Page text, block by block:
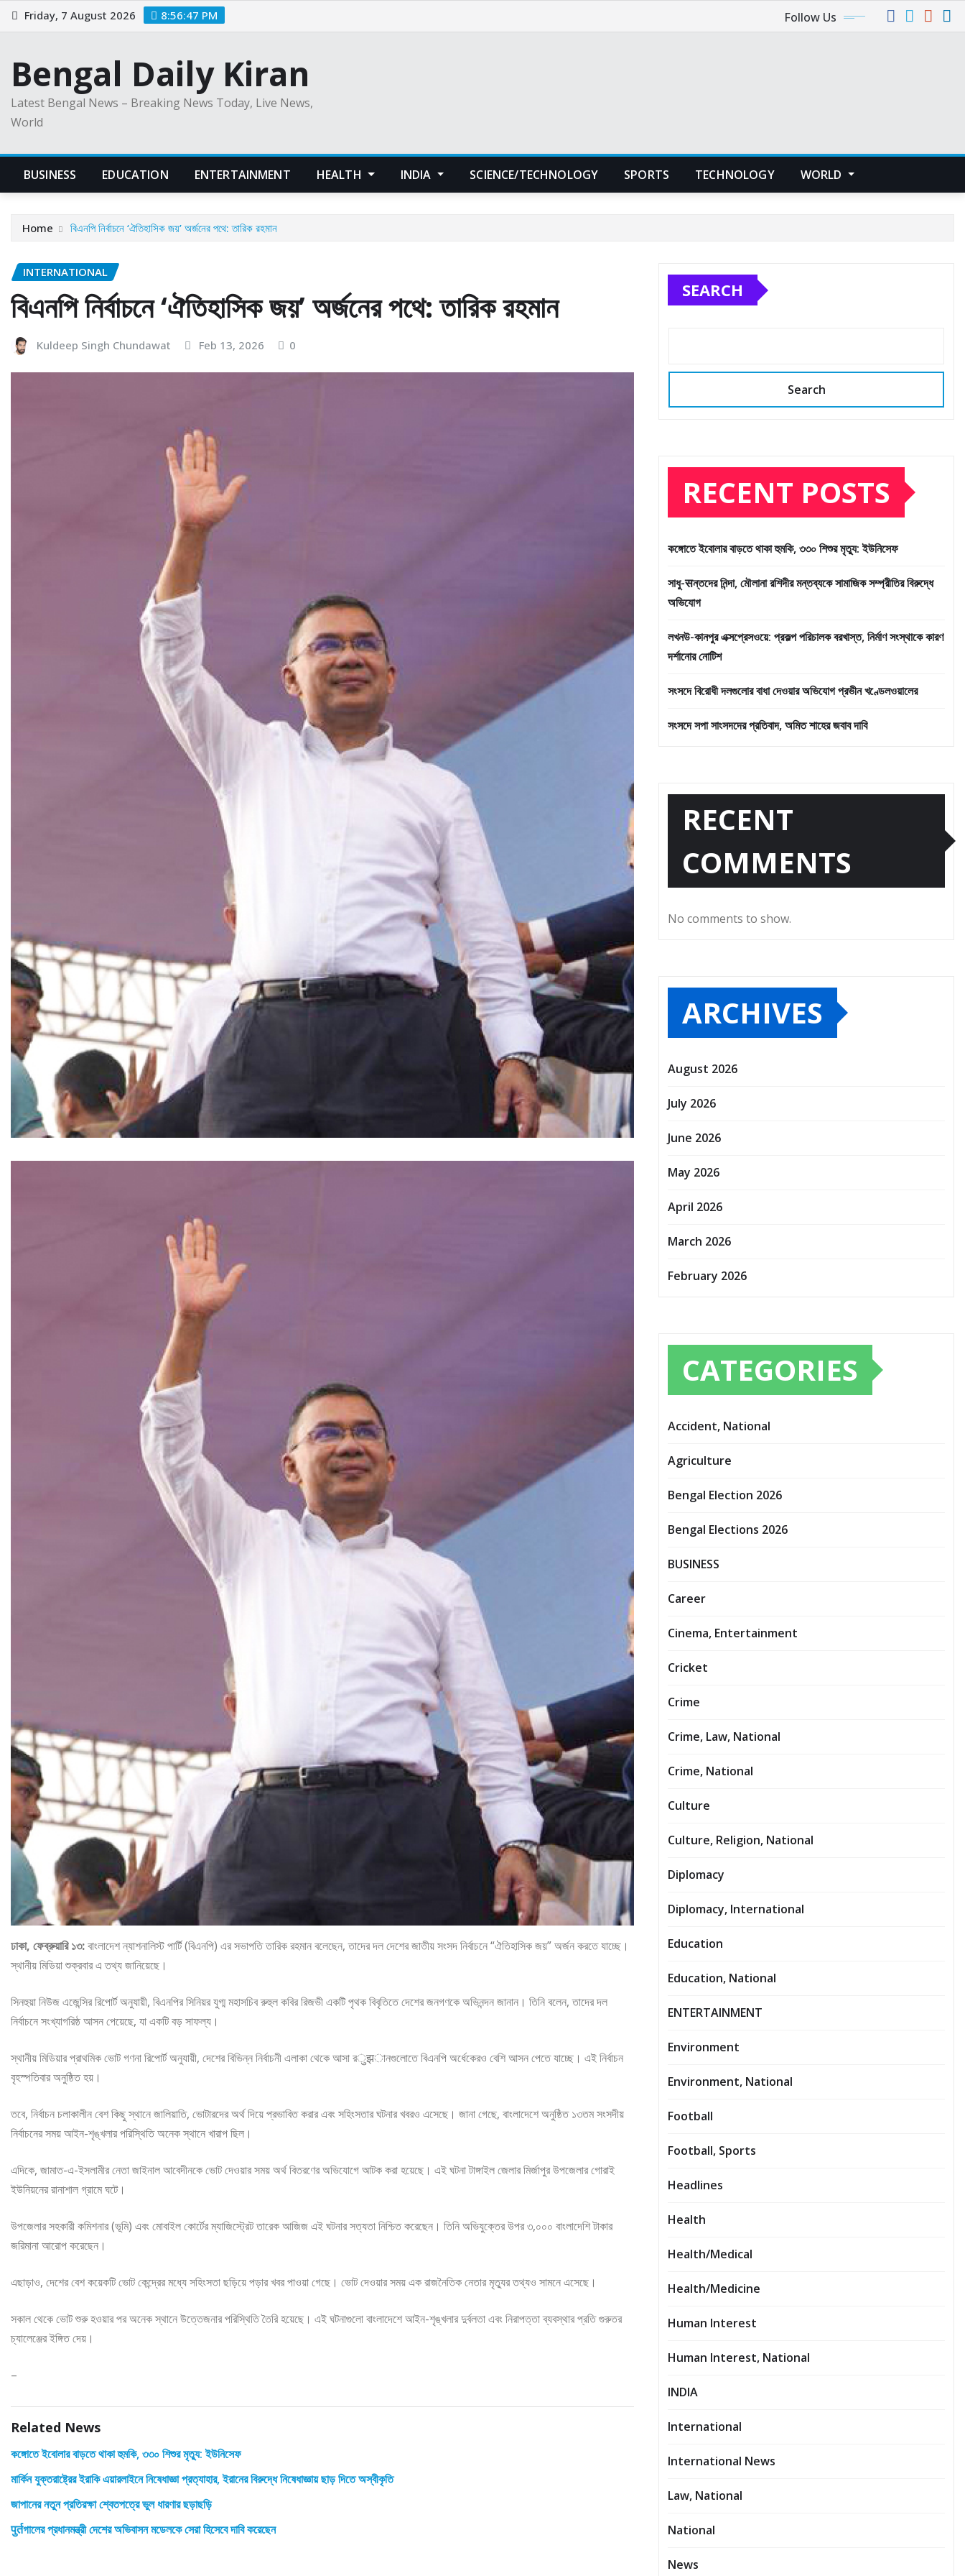
Skip
to
Friday, 7 August 2026 8:56:48 PM Follow Us
Bengal Daily Kiran
Latest Bengal News – Breaking News Today, Live News,
World
BUSINESS EDUCATION ENTERTAINMENT HEALTH INDIA SCIENCE/TECHNOLOGY SPORTS TECHNOLOGY WORLD
Home বিএনপি নির্বাচনে ‘ঐতিহাসিক জয়’ অর্জনের পথে: তারিক রহমান
INTERNATIONAL
বিএনপি নির্বাচনে ‘ঐতিহাসিক জয়’ অর্জনের পথে: তারিক রহমান
Kuldeep Singh Chundawat Feb 13, 2026 0
ঢাকা, ফেব্রুয়ারি ১৩:বাংলাদেশ ন্যাশনালিস্ট পার্টি (বিএনপি) এর সভাপতি তারিক রহমান বলেছেন, তাদের দল দেশের জাতীয় সংসদ নির্বাচনে “ঐতিহাসিক জয়” অর্জন করতে যাচ্ছে।
স্থানীয় মিডিয়া শুক্রবার এ তথ্য জানিয়েছে।
সিনহুয়া নিউজ এজেন্সির রিপোর্ট অনুযায়ী, বিএনপির সিনিয়র যুগ্ম মহাসচিব রুহুল কবির রিজভী একটি পৃথক বিবৃতিতে দেশের জনগণকে অভিনন্দন জানান। তিনি বলেন, তাদের দল
নির্বাচনে সংখ্যাগরিষ্ঠ আসন পেয়েছে, যা একটি বড় সাফল্য।
স্থানীয় মিডিয়ার প্রাথমিক ভোট গণনা রিপোর্ট অনুযায়ী, দেশের বিভিন্ন নির্বাচনী এলাকা থেকে আসা রुझানগুলোতে বিএনপি অর্ধেকেরও বেশি আসন পেতে যাচ্ছে। এই নির্বাচন
বৃহস্পতিবার অনুষ্ঠিত হয়।
তবে, নির্বাচন চলাকালীন বেশ কিছু স্থানে জালিয়াতি, ভোটারদের অর্থ দিয়ে প্রভাবিত করার এবং সহিংসতার ঘটনার খবরও এসেছে। জানা গেছে, বাংলাদেশে অনুষ্ঠিত ১৩তম সংসদীয়
নির্বাচনের সময় আইন-শৃঙ্খলার পরিস্থিতি অনেক স্থানে খারাপ ছিল।
এদিকে, জামাত-এ-ইসলামীর নেতা জাইনাল আবেদীনকে ভোট দেওয়ার সময় অর্থ বিতরণের অভিযোগে আটক করা হয়েছে। এই ঘটনা টাঙ্গাইল জেলার মির্জাপুর উপজেলার গোরাই
ইউনিয়নের রানাশাল গ্রামে ঘটে।
উপজেলার সহকারী কমিশনার (ভূমি) এবং মোবাইল কোর্টের ম্যাজিস্ট্রেট তারেক আজিজ এই ঘটনার সত্যতা নিশ্চিত করেছেন। তিনি অভিযুক্তের উপর ৩,০০০ বাংলাদেশি টাকার
জরিমানা আরোপ করেছেন।
এছাড়াও, দেশের বেশ কয়েকটি ভোট কেন্দ্রের মধ্যে সহিংসতা ছড়িয়ে পড়ার খবর পাওয়া গেছে। ভোট দেওয়ার সময় এক রাজনৈতিক নেতার মৃত্যুর তথ্যও সামনে এসেছে।
সকাল থেকে ভোট শুরু হওয়ার পর অনেক স্থানে উত্তেজনার পরিস্থিতি তৈরি হয়েছে। এই ঘটনাগুলো বাংলাদেশে আইন-শৃঙ্খলার দুর্বলতা এবং নিরাপত্তা ব্যবস্থার প্রতি গুরুতর
চ্যালেঞ্জের ইঙ্গিত দেয়।
–
Related News
কঙ্গোতে ইবোলার বাড়তে থাকা হুমকি, ৩৩০ শিশুর মৃত্যু: ইউনিসেফ
মার্কিন যুক্তরাষ্ট্রের ইরাকি এয়ারলাইনে নিষেধাজ্ঞা প্রত্যাহার, ইরানের বিরুদ্ধে নিষেধাজ্ঞায় ছাড় দিতে অস্বীকৃতি
জাপানের নতুন প্রতিরক্ষা শ্বেতপত্রে ভুল ধারণার ছড়াছড়ি
पुर्तগালের প্রধানমন্ত্রী দেশের অভিবাসন মডেলকে সেরা হিসেবে দাবি করেছেন
SEARCH
Search
RECENT POSTS
কঙ্গোতে ইবোলার বাড়তে থাকা হুমকি, ৩৩০ শিশুর মৃত্যু: ইউনিসেফ
সাধু-सন্তদের নিন্দা, মৌলানা রশিদীর মন্তব্যকে সামাজিক সম্প্রীতির বিরুদ্ধে
অভিযোগ
লখনউ-কানপুর এক্সপ্রেসওয়ে: প্রকল্প পরিচালক বরখাস্ত, নির্মাণ সংস্থাকে কারণ
দর্শানোর নোটিশ
সংসদে বিরোধী দলগুলোর বাধা দেওয়ার অভিযোগ প্রভীন খণ্ডেলওয়ালের
সংসদে সপা সাংসদদের প্রতিবাদ, অমিত শাহের জবাব দাবি
RECENT
COMMENTS
No comments to show.
ARCHIVES
August 2026
July 2026
June 2026
May 2026
April 2026
March 2026
February 2026
CATEGORIES
Accident, National
Agriculture
Bengal Election 2026
Bengal Elections 2026
BUSINESS
Career
Cinema, Entertainment
Cricket
Crime
Crime, Law, National
Crime, National
Culture
Culture, Religion, National
Diplomacy
Diplomacy, International
Education
Education, National
ENTERTAINMENT
Environment
Environment, National
Football
Football, Sports
Headlines
Health
Health/Medical
Health/Medicine
Human Interest
Human Interest, National
INDIA
International
International News
Law, National
National
News